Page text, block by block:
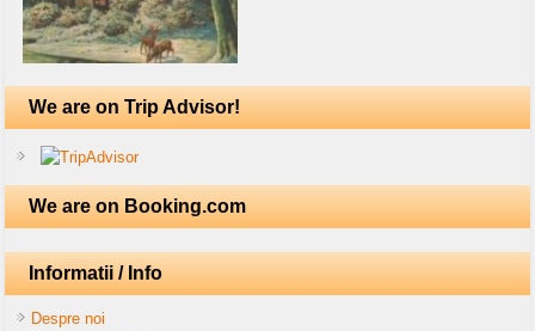
We are on Trip Advisor!
We are on Booking.com
Informatii / Info
Despre noi